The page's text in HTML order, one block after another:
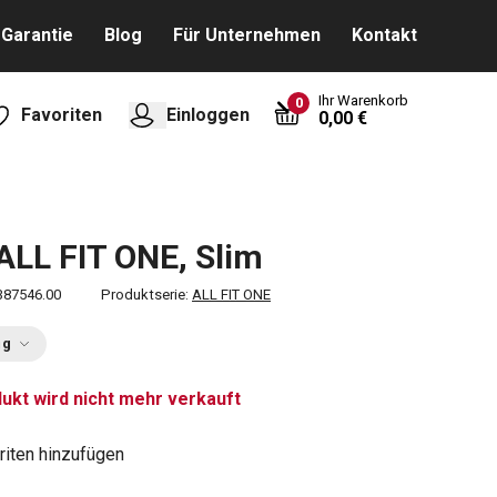
Garantie Blog Für Unternehmen Kontakt
Favoriten Einloggen
0 Ihr Warenkorb
0,00 €
FIT ONE, Slim
Produktserie: ALL FIT ONE
wird nicht mehr verkauft
hinzufügen